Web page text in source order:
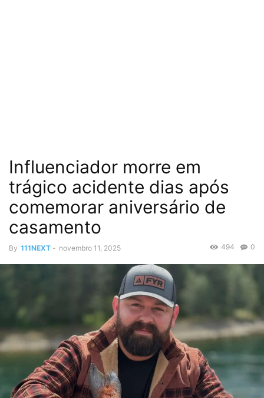
Influenciador morre em
trágico acidente dias após
comemorar aniversário de
casamento
By 111NEXT - novembro 11, 2025 0
494